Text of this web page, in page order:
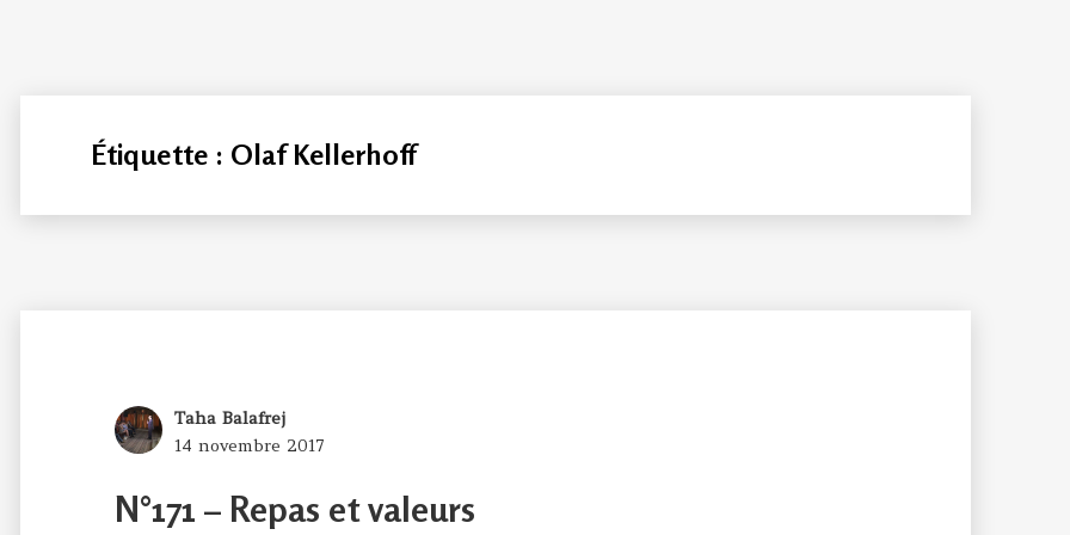
Étiquette : Olaf Kellerhoff
Author
Taha Balafrej
Posted
14 novembre 2017
N°171 – Repas et valeurs